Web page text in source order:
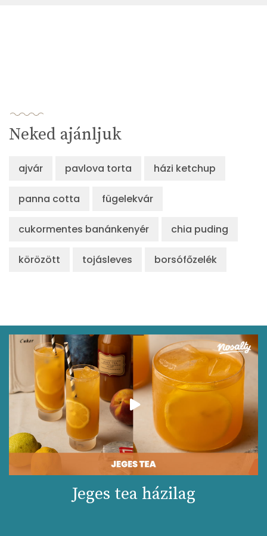
Neked ajánljuk
ajvár pavlova torta házi ketchup
panna cotta fügelekvár
cukormentes banánkenyér chia puding
körözött tojásleves borsófőzelék
Jeges tea házilag